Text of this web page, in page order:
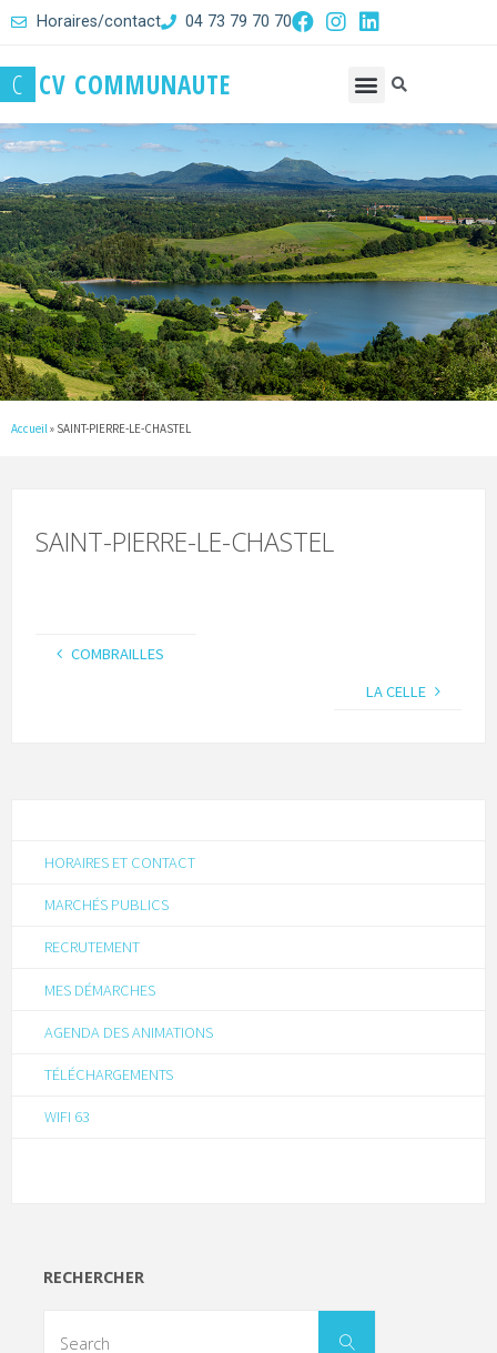
Horaires/contact 04 73 79 70 70
C CV COMMUNAUTE
Accueil » SAINT-PIERRE-LE-CHASTEL
SAINT-PIERRE-LE-CHASTEL
COMBRAILLES
LA CELLE
HORAIRES ET CONTACT
MARCHÉS PUBLICS
RECRUTEMENT
MES DÉMARCHES
AGENDA DES ANIMATIONS
TÉLÉCHARGEMENTS
WIFI 63
RECHERCHER